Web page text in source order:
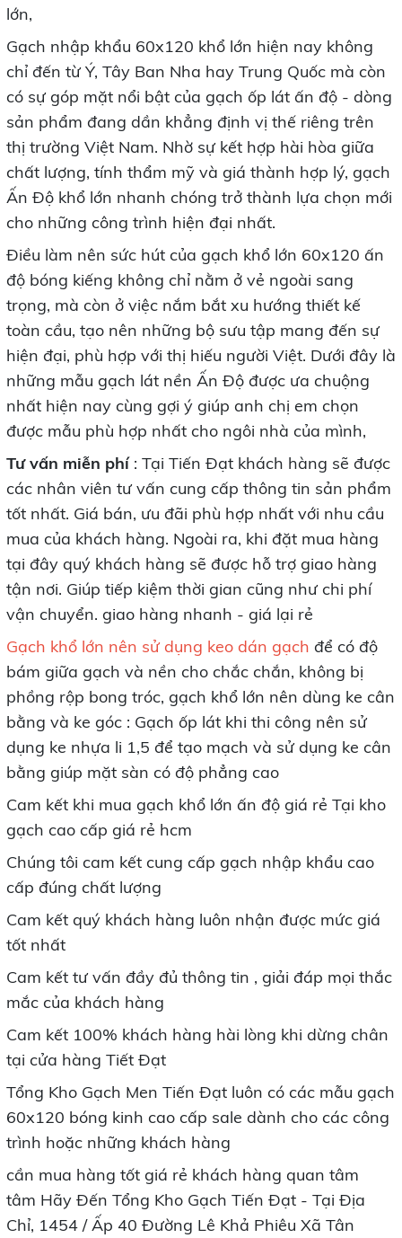
lớn,
Gạch nhập khẩu 60x120 khổ lớn hiện nay không
chỉ đến từ Ý, Tây Ban Nha hay Trung Quốc mà còn
có sự góp mặt nổi bật của gạch ốp lát ấn độ - dòng
sản phẩm đang dần khẳng định vị thế riêng trên
thị trường Việt Nam. Nhờ sự kết hợp hài hòa giữa
chất lượng, tính thẩm mỹ và giá thành hợp lý, gạch
Ấn Độ khổ lớn nhanh chóng trở thành lựa chọn mới
cho những công trình hiện đại nhất.
Điều làm nên sức hút của gạch khổ lớn 60x120 ấn
độ bóng kiếng không chỉ nằm ở vẻ ngoài sang
trọng, mà còn ở việc nắm bắt xu hướng thiết kế
toàn cầu, tạo nên những bộ sưu tập mang đến sự
hiện đại, phù hợp với thị hiếu người Việt. Dưới đây là
những mẫu gạch lát nền Ấn Độ được ưa chuộng
nhất hiện nay cùng gợi ý giúp anh chị em chọn
được mẫu phù hợp nhất cho ngôi nhà của mình,
Tư vấn miễn phí : Tại Tiến Đạt khách hàng sẽ được
các nhân viên tư vấn cung cấp thông tin sản phẩm
tốt nhất. Giá bán, ưu đãi phù hợp nhất với nhu cầu
mua của khách hàng. Ngoài ra, khi đặt mua hàng
tại đây quý khách hàng sẽ được hỗ trợ giao hàng
tận nơi. Giúp tiếp kiệm thời gian cũng như chi phí
vận chuyển. giao hàng nhanh - giá lại rẻ
Gạch khổ lớn nên sử dụng keo dán gạch để có độ
bám giữa gạch và nền cho chắc chắn, không bị
phồng rộp bong tróc, gạch khổ lớn nên dùng ke cân
bằng và ke góc : Gạch ốp lát khi thi công nên sử
dụng ke nhựa li 1,5 để tạo mạch và sử dụng ke cân
bằng giúp mặt sàn có độ phẳng cao
Cam kết khi mua gạch khổ lớn ấn độ giá rẻ Tại kho
gạch cao cấp giá rẻ hcm
Chúng tôi cam kết cung cấp gạch nhập khẩu cao
cấp đúng chất lượng
Cam kết quý khách hàng luôn nhận được mức giá
tốt nhất
Cam kết tư vấn đầy đủ thông tin , giải đáp mọi thắc
mắc của khách hàng
Cam kết 100% khách hàng hài lòng khi dừng chân
tại cửa hàng Tiết Đạt
Tổng Kho Gạch Men Tiến Đạt luôn có các mẫu gạch
60x120 bóng kinh cao cấp sale dành cho các công
trình hoặc những khách hàng
cần mua hàng tốt giá rẻ khách hàng quan tâm
tâm Hãy Đến Tổng Kho Gạch Tiến Đạt - Tại Địa
Chỉ, 1454 / Ấp 40 Đường Lê Khả Phiêu Xã Tân